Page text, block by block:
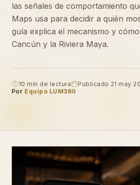
las señales de comportamiento
Maps usa para decidir a quién
guía explica el mecanismo y
Cancún y la Riviera Maya.
10 min de lectura
Publicado 21 may
Por Equipo LUM360